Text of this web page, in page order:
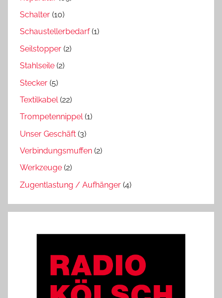
Schalter (10)
Schaustellerbedarf(1)
Seilstopper (2)
Stahlseile (2)
Stecker (5)
Textilkabel(22)
Trompetennippel(1)
Unser Geschäft (3)
Verbindungsmuffen (2)
Werkzeuge (2)
Zugentlastung / Aufhänger (4)